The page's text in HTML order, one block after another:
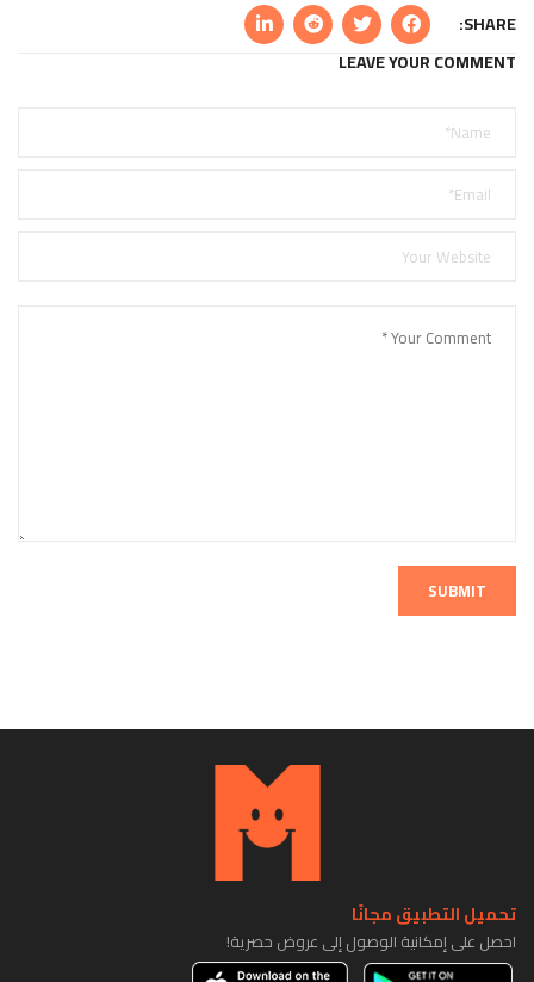
SHARE:
LEAVE YOUR COMMENT
SUBMIT
تحميل التطبيق مجانًا
احصل على إمكانية الوصول إلى عروض حصرية!